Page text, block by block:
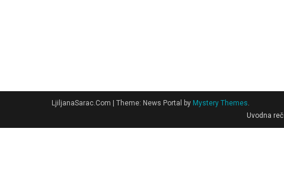
LjiljanaSarac.Com Theme: News Portal by Mystery Themes.
Uvodna reč